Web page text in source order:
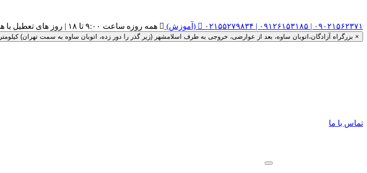
 ۰۲۱۵۵۲۷۹۸۳۴ | ۰۹۱۲۶۱۵۳۱۸۵ | ۰۹۰۲۱۵۶۲۳۷۱ (آموزش)  همه روزه ساعت ۹:۰۰ تا ۱۸ | روز های تعطیل با هماهنگی قبلی
× بزرگراه آزادگان،اتوبان ساوه، بعد از عوارضی، خروجی به طرف اسلامشهر (زیر گذر را دور زده، اتوبان ساوه به سمت تهران) کیلومتر 3، بعد از رستوران فلامینگو، پلاک 100 ، درب سبز رنگ
تماس با ما